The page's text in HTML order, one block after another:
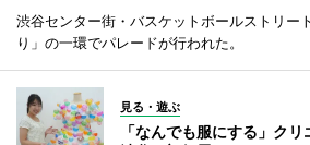
渋谷センター街・バスケットボールストリー
り」の一環でパレードが行われた。
見る・遊ぶ
「なんでも服にする」クリ